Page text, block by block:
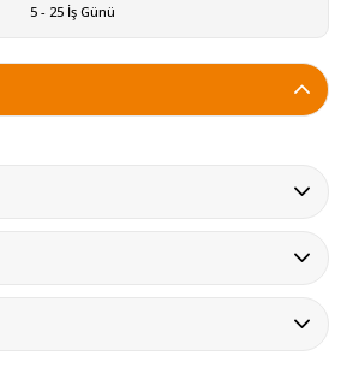
5 - 25 İş Günü